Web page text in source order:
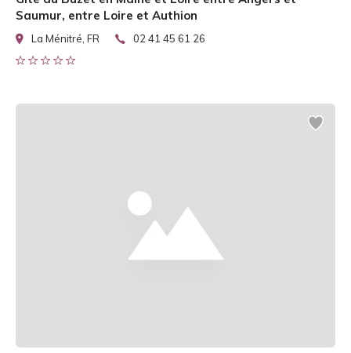
Saumur, entre Loire et Authion
La Ménitré, FR 02 41 45 61 26